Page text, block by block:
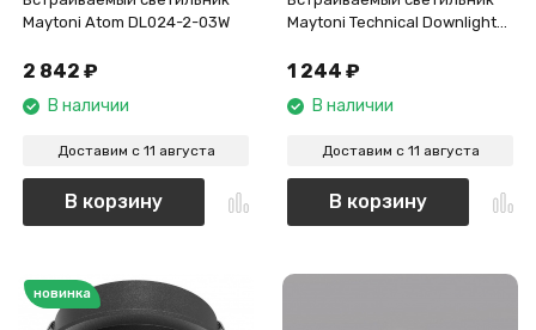
Maytoni Atom DL024-2-03W
2 842 ₽
В наличии
Доставим с 11 августа
В корзину
Maytoni Technical Downlight
1 244 ₽
В наличии
Доставим с 11 августа
В корзину
новинка